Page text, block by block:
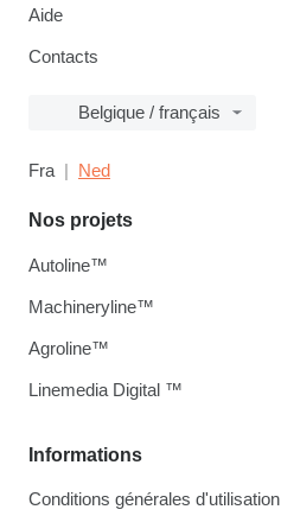
Aide
Contacts
Belgique / français
Fra Ned
Informations
Conditions générales d'utilisation
Nos projets
Autoline™
Machineryline™
Agroline™
Linemedia Digital ™